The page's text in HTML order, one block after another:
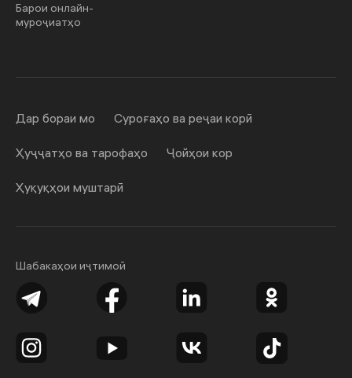
Барои онлайн-
муроҷиатҳо
Шабакаҳои иҷтимоӣ
Дар бораи мо Суроғаҳо ва реҷаи корӣ
Ҳуҷҷатҳо ва тарофаҳо Ҷойҳои кор
Ҳуқуқҳои муштарӣ